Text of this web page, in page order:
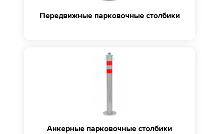
Передвижные парковочные столбики
Анкерные парковочные столбики